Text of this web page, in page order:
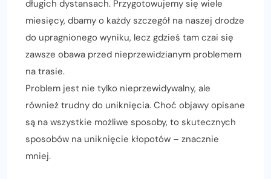
długich dystansach. Przygotowujemy się wiele
miesięcy, dbamy o każdy szczegół na naszej drodze
do upragnionego wyniku, lecz gdzieś tam czai się
zawsze obawa przed nieprzewidzianym problemem
na trasie.
Problem jest nie tylko nieprzewidywalny, ale
również trudny do uniknięcia. Choć objawy opisane
są na wszystkie możliwe sposoby, to skutecznych
sposobów na uniknięcie kłopotów – znacznie
mniej.